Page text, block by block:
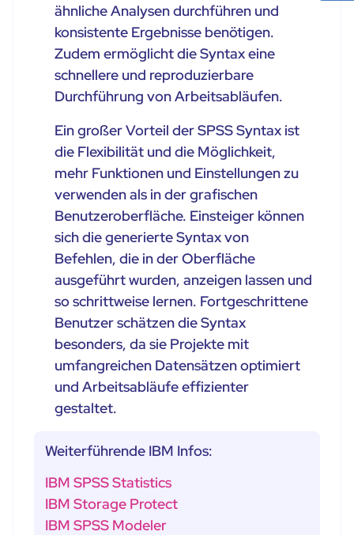
ähnliche Analysen durchführen und
konsistente Ergebnisse benötigen.
Zudem ermöglicht die Syntax eine
schnellere und reproduzierbare
Durchführung von Arbeitsabläufen.
Ein großer Vorteil der SPSS Syntax ist
die Flexibilität und die Möglichkeit,
mehr Funktionen und Einstellungen zu
verwenden als in der grafischen
Benutzeroberfläche. Einsteiger können
sich die generierte Syntax von
Befehlen, die in der Oberfläche
ausgeführt wurden, anzeigen lassen und
so schrittweise lernen. Fortgeschrittene
Benutzer schätzen die Syntax
besonders, da sie Projekte mit
umfangreichen Datensätzen optimiert
und Arbeitsabläufe effizienter
gestaltet.
Weiterführende IBM Infos:
IBM SPSS Statistics
IBM Storage Protect
IBM SPSS Modeler